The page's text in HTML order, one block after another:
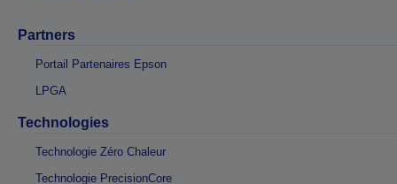
Partners
Portail Partenaires Epson
LPGA
Technologies
Technologie Zéro Chaleur
Technologie PrecisionCore